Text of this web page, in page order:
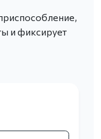
и фиксирует